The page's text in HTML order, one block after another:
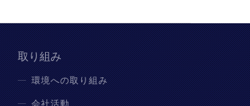
取り組み
環境への取り組み
会社活動